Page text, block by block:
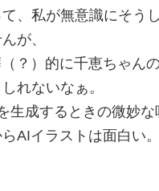
、私が無意識にそう
が、
？）的に千恵ちゃん
れないなぁ。
生成するときの微妙な
AIイラストは面白い